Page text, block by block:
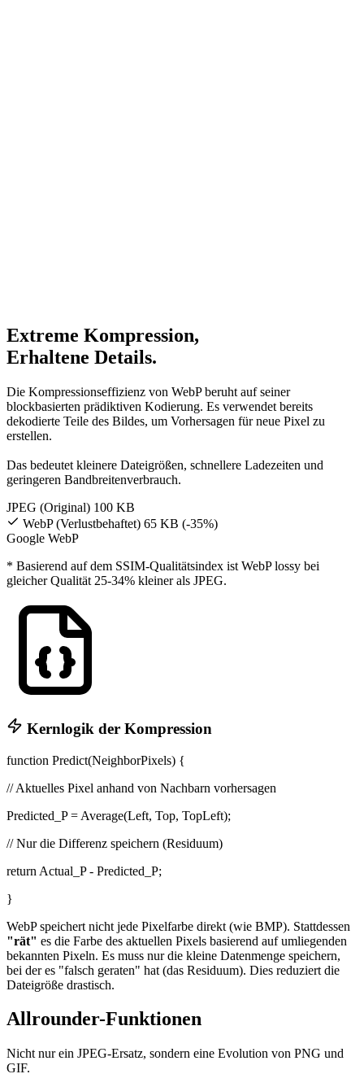
Extreme Kompression,
Erhaltene Details.
Die Kompressionseffizienz von WebP beruht auf seiner
blockbasierten prädiktiven Kodierung. Es verwendet bereits
dekodierte Teile des Bildes, um Vorhersagen für neue Pixel zu
erstellen.
Das bedeutet kleinere Dateigrößen, schnellere Ladezeiten und
geringeren Bandbreitenverbrauch.
JPEG (Original) 100 KB
WebP (Verlustbehaftet) 65 KB (-35%)
Google WebP
* Basierend auf dem SSIM-Qualitätsindex ist WebP lossy bei
gleicher Qualität 25-34% kleiner als JPEG.
Kernlogik der Kompression
function Predict(NeighborPixels) {
// Aktuelles Pixel anhand von Nachbarn vorhersagen
Predicted_P = Average(Left, Top, TopLeft);
// Nur die Differenz speichern (Residuum)
return Actual_P - Predicted_P;
}
WebP speichert nicht jede Pixelfarbe direkt (wie BMP). Stattdessen
"rät" es die Farbe des aktuellen Pixels basierend auf umliegenden
bekannten Pixeln. Es muss nur die kleine Datenmenge speichern,
bei der es "falsch geraten" hat (das Residuum). Dies reduziert die
Dateigröße drastisch.
Allrounder-Funktionen
Nicht nur ein JPEG-Ersatz, sondern eine Evolution von PNG und
GIF.